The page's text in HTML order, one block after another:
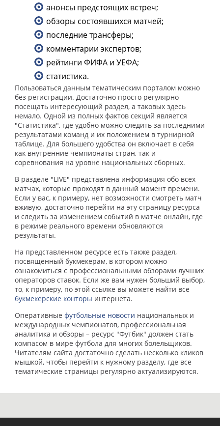
анонсы предстоящих встреч;
обзоры состоявшихся матчей;
последние трансферы;
комментарии экспертов;
рейтинги ФИФА и УЕФА;
статистика.
Пользоваться данным тематическим порталом можно
без регистрации. Достаточно просто регулярно
посещать интересующий раздел, а таковых здесь
немало. Одной из полных фактов секций является
"Статистика", где удобно можно следить за последними
результатами команд и их положением в турнирной
таблице. Для большего удобства он включает в себя
как внутренние чемпионаты стран, так и
соревнования на уровне национальных сборных.
В разделе "LIVE" представлена информация обо всех
матчах, которые проходят в данный момент времени.
Если у вас, к примеру, нет возможности смотреть матч
вживую, достаточно перейти на эту страницу ресурса
и следить за изменением событий в матче онлайн, где
в режиме реального времени обновляются
результаты.
На представленном ресурсе есть также раздел,
посвященный букмекерам, в котором можно
ознакомиться с профессиональными обзорами лучших
операторов ставок. Если же вам нужен больший выбор,
то, к примеру, по этой ссылке вы можете найти все
букмекерские конторы интернета.
Оперативные футбольные новости национальных и
международных чемпионатов, профессиональная
аналитика и обзоры – ресурс "Футбик" должен стать
компасом в мире футбола для многих болельщиков.
Читателям сайта достаточно сделать несколько кликов
мышкой, чтобы перейти к нужному разделу, где все
тематические страницы регулярно актуализируются.